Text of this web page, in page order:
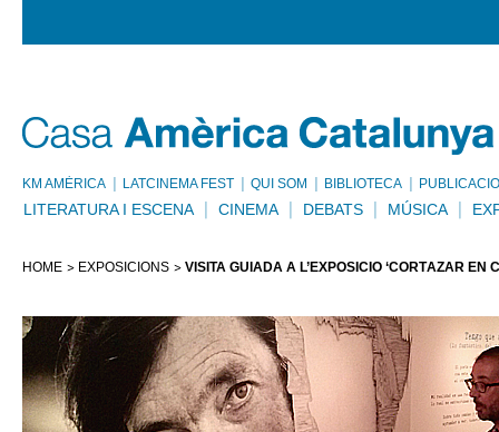
KM AMÈRICA LATCINEMA FEST QUI SOM BIBLIOTECA
LITERATURA I ESCENA CINEMA DEBATS MÚSICA
HOME EXPOSICIONS VISITA GUIADA A L’EXPOSICIÓ ‘CORTÁZAR EN